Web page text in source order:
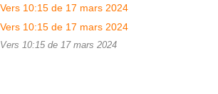
Vers 10:15 de 17 mars 2024